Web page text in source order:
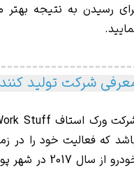
رسیدن به نتیجه بهتر
شرکت تولید
ورک استاف Stuff
که فعالیت خود را در
خودرو از